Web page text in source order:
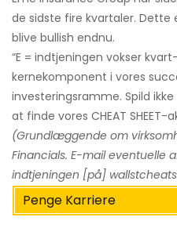
de sidste fire kvartaler. Dette
blive bullish endnu.
“E = indtjeningen vokser
kernekomponent i vores
investeringsramme. Spild
at finde vores CHEAT SHEET-
(Grundlæggende om
Financials. E-mail eventuelle
indtjeningen [på]
Penge Karriere